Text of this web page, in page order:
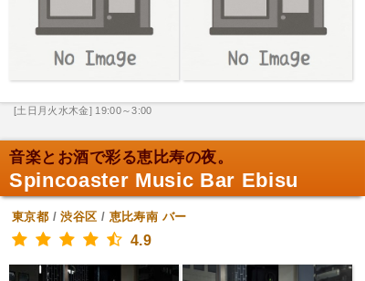
[土日月火水木金] 19:00～3:00
音楽とお酒で彩る恵比寿の夜。
Spincoaster Music Bar Ebisu
東京都 /渋谷区 / 恵比寿南 バー
4.9